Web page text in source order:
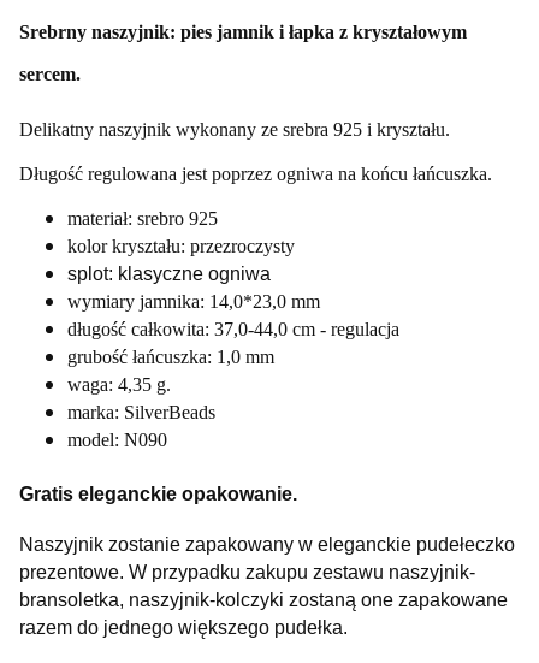
Srebrny naszyjnik: pies jamnik i łapka z kryształowym
sercem.
Delikatny naszyjnik wykonany ze srebra 925 i kryształu.
Długość regulowana jest poprzez ogniwa na końcu łańcuszka.
materiał: srebro 925
kolor kryształu: przezroczysty
splot: klasyczne ogniwa
wymiary jamnika: 14,0*23,0 mm
długość całkowita: 37,0-44,0 cm - regulacja
grubość łańcuszka: 1,0 mm
waga: 4,35 g.
marka: SilverBeads
model: N090
Gratis eleganckie opakowanie.
Naszyjnik zostanie zapakowany w eleganckie pudełeczko
prezentowe. W przypadku zakupu zestawu naszyjnik-
bransoletka, naszyjnik-kolczyki zostaną one zapakowane
razem do jednego większego pudełka.